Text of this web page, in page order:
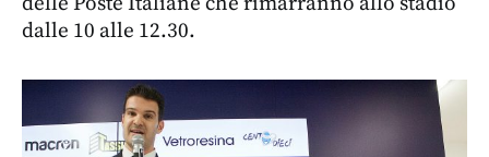
dalle 10 alle 12.30.